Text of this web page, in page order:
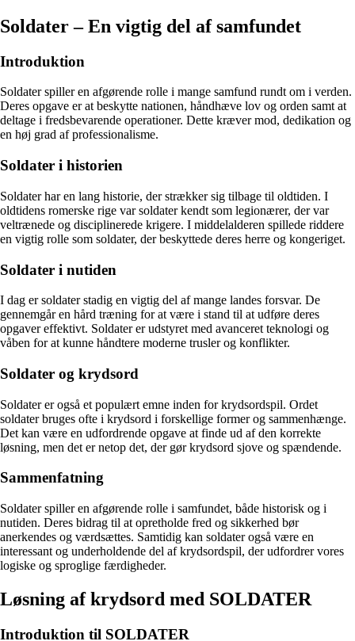
Soldater – En vigtig del af samfundet
Introduktion
Soldater spiller en afgørende rolle i mange samfund rundt om i verden.
Deres opgave er at beskytte nationen, håndhæve lov og orden samt at
deltage i fredsbevarende operationer. Dette kræver mod, dedikation og
en høj grad af professionalisme.
Soldater i historien
Soldater har en lang historie, der strækker sig tilbage til oldtiden. I
oldtidens romerske rige var soldater kendt som legionærer, der var
veltrænede og disciplinerede krigere. I middelalderen spillede riddere
en vigtig rolle som soldater, der beskyttede deres herre og kongeriget.
Soldater i nutiden
I dag er soldater stadig en vigtig del af mange landes forsvar. De
gennemgår en hård træning for at være i stand til at udføre deres
opgaver effektivt. Soldater er udstyret med avanceret teknologi og
våben for at kunne håndtere moderne trusler og konflikter.
Soldater og krydsord
Soldater er også et populært emne inden for krydsordspil. Ordet
soldater bruges ofte i krydsord i forskellige former og sammenhænge.
Det kan være en udfordrende opgave at finde ud af den korrekte
løsning, men det er netop det, der gør krydsord sjove og spændende.
Sammenfatning
Soldater spiller en afgørende rolle i samfundet, både historisk og i
nutiden. Deres bidrag til at opretholde fred og sikkerhed bør
anerkendes og værdsættes. Samtidig kan soldater også være en
interessant og underholdende del af krydsordspil, der udfordrer vores
logiske og sproglige færdigheder.
Løsning af krydsord med SOLDATER
Introduktion til SOLDATER